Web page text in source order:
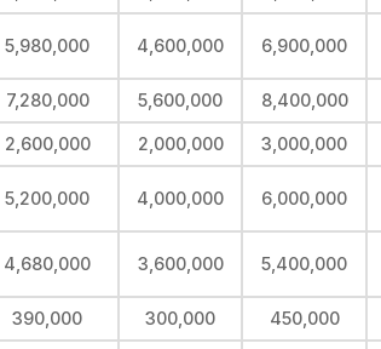
5,980,000 4,600,000 6,900,000
7,280,000 5,600,000 8,400,000
2,600,000 2,000,000 3,000,000
5,200,000 4,000,000 6,000,000
4,680,000 3,600,000 5,400,000
390,000 300,000 450,000